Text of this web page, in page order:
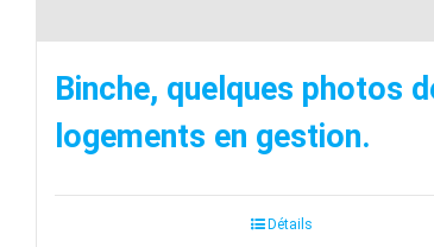
Binche, quelques photos
logements en gestion.
Détails